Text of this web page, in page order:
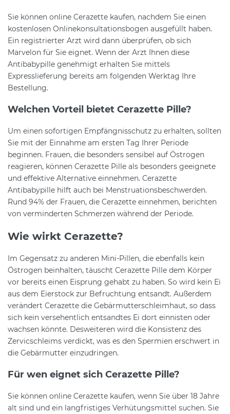
Sie können online Cerazette kaufen, nachdem Sie einen
kostenlosen Onlinekonsultationsbogen ausgefüllt haben.
Ein registrierter Arzt wird dann überprüfen, ob sich
Marvelon für Sie eignet. Wenn der Arzt Ihnen diese
Antibabypille genehmigt erhalten Sie mittels
Expresslieferung bereits am folgenden Werktag Ihre
Bestellung.
Welchen Vorteil bietet Cerazette Pille?
Um einen sofortigen Empfängnisschutz zu erhalten, sollten
Sie mit der Einnahme am ersten Tag Ihrer Periode
beginnen. Frauen, die besonders sensibel auf Östrogen
reagieren, können Cerazette Pille als besonders geeignete
und effektive Alternative einnehmen. Cerazette
Antibabypille hilft auch bei Menstruationsbeschwerden.
Rund 94% der Frauen, die Cerazette einnehmen, berichten
von verminderten Schmerzen während der Periode.
Wie wirkt Cerazette?
Im Gegensatz zu anderen Mini-Pillen, die ebenfalls kein
Östrogen beinhalten, täuscht Cerazette Pille dem Körper
vor bereits einen Eisprung gehabt zu haben. So wird kein Ei
aus dem Eierstock zur Befruchtung entsandt. Außerdem
verändert Cerazette die Gebärmutterschleimhaut, so dass
sich kein versehentlich entsandtes Ei dort einnisten oder
wachsen könnte. Desweiteren wird die Konsistenz des
Zervicschleims verdickt, was es den Spermien erschwert in
die Gebärmutter einzudringen.
Für wen eignet sich Cerazette Pille?
Sie können online Cerazette kaufen, wenn Sie über 18 Jahre
alt sind und ein langfristiges Verhütungsmittel suchen. Sie